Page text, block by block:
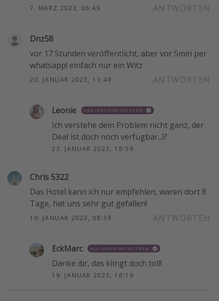
7. MÄRZ 2023, 06:49
Dnz58
vor 17 Stunden veröffentlicht, aber vor 5min per
whatsapp! einfach nur ein Witz
20. JANUAR 2023, 13:49
Leonie HOLIDAYPIRATES CREW
Ich verstehe dein Problem nicht ganz, der
Deal ist doch noch verfügbar...!?
23. JANUAR 2023, 18:59
Chris 5322
Das Hotel kann ich nur empfehlen, waren dort 8
Tage, hat uns sehr gut gefallen!
19. JANUAR 2023, 08:38
EckMarc HOLIDAYPIRATES CREW
Danke dir, das klingt doch toll!
19. JANUAR 2023, 16:19